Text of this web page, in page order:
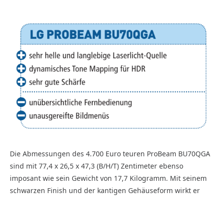
Die Abmessungen des 4.700 Euro teuren ProBeam BU70QGA
sind mit 77,4 x 26,5 x 47,3 (B/H/T) Zentimeter ebenso
imposant wie sein Gewicht von 17,7 Kilogramm. Mit seinem
schwarzen Finish und der kantigen Gehäuseform wirkt er